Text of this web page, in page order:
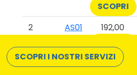
SCOPRI
2
AS01 192,00
2
AS12 233,00
SCOPRI I NOSTRI SERVIZI